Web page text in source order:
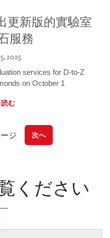
更新版的實驗室
服務
2025
services for D-to-Z
on October 1
む
ジ 次へ
ください